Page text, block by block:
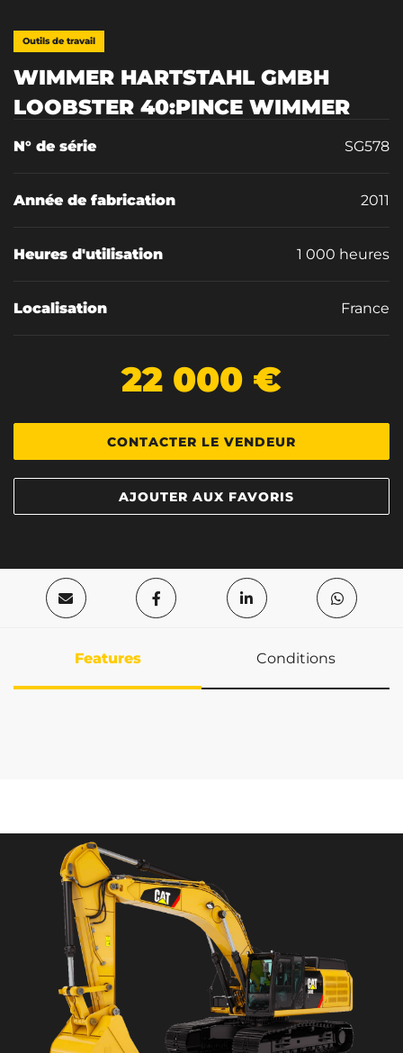
Outils de travail
WIMMER HARTSTAHL GMBH
LOOBSTER 40:PINCE WIMMER
N° de série SG578
Année de fabrication 2011
Heures d'utilisation 1 000 heures
Localisation France
22 000 €
CONTACTER LE VENDEUR
AJOUTER AUX FAVORIS
Features Conditions